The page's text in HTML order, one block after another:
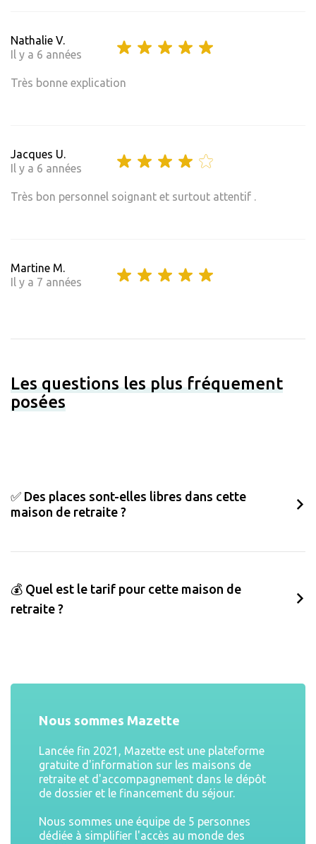
Nathalie V.
Il y a 6 années
Très bonne explication
Jacques U.
Il y a 6 années
Très bon personnel soignant et surtout attentif .
Martine M.
Il y a 7 années
Les questions les plus fréquement
posées
✅ Des places sont-elles libres dans cette
maison de retraite ?
💰 Quel est le tarif pour cette maison de
retraite ?
Nous sommes Mazette
Lancée fin 2021, Mazette est une plateforme
gratuite d'information sur les maisons de
retraite et d'accompagnement dans le dépôt
de dossier et le financement du séjour.
Nous sommes une équipe de 5 personnes
dédiée à simplifier l'accès au monde des